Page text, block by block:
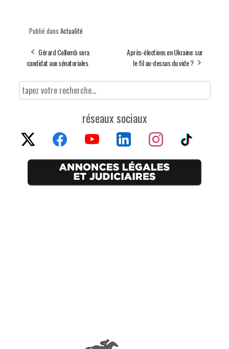
Publié dans Actualité
Gérard Collomb sera
candidat aux sénatoriales
Après-élections en Ukraine: sur
le fil au-dessus du vide ?
réseaux sociaux